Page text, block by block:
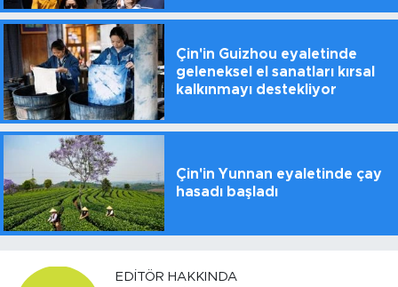
Çin'in Guizhou eyaletinde
geleneksel el sanatları kırsal
kalkınmayı destekliyor
Çin'in Yunnan eyaletinde çay
hasadı başladı
EDITÖR HAKKINDA